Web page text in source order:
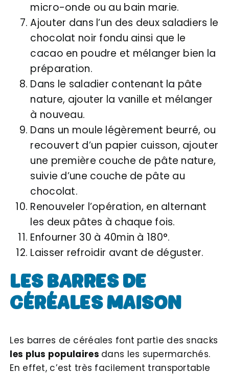
micro-onde ou au bain marie.
Ajouter dans l’un des deux saladiers le
chocolat noir fondu ainsi que le
cacao en poudre et mélanger bien la
préparation.
Dans le saladier contenant la pâte
nature, ajouter la vanille et mélanger
à nouveau.
Dans un moule légèrement beurré, ou
recouvert d’un papier cuisson, ajouter
une première couche de pâte nature,
suivie d’une couche de pâte au
chocolat.
Renouveler l’opération, en alternant
les deux pâtes à chaque fois.
Enfourner 30 à 40min à 180°.
Laisser refroidir avant de déguster.
LES BARRES DE
CÉRÉALES MAISON
Les barres de céréales font partie des snacks
les plus populaires dans les supermarchés.
En effet, c’est très facilement transportable